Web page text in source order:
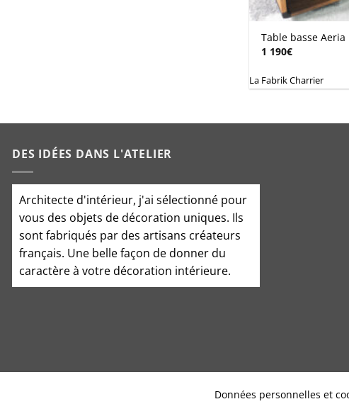
Table basse Aeria
1 190€
La Fabrik Charrier
DES IDÉES DANS L'ATELIER
Architecte d'intérieur, j'ai sélectionné pour
vous des objets de décoration uniques. Ils
sont fabriqués par des artisans créateurs
français. Une belle façon de donner du
caractère à votre décoration intérieure.
Données personnelles et